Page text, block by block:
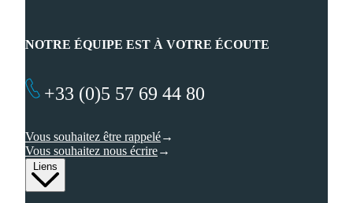
Liens
NOTRE ÉQUIPE EST À VOTRE ÉCOUTE
+33 (0)5 57 69 44 80
Vous souhaitez être rappelé
Vous souhaitez nous écrire